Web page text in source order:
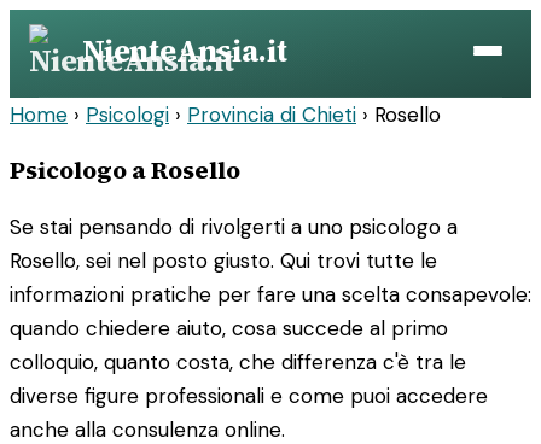
Vai
contenuto
NienteAnsia.it
Home › Psicologi › Provincia di Chieti › Rosello
Psicologo a Rosello
Se stai pensando di rivolgerti a uno psicologo a
Rosello, sei nel posto giusto. Qui trovi tutte le
informazioni pratiche per fare una scelta consapevole:
quando chiedere aiuto, cosa succede al primo
colloquio, quanto costa, che differenza c'è tra le
diverse figure professionali e come puoi accedere
anche alla consulenza online.